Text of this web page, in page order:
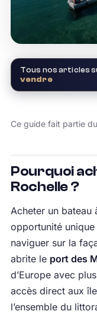
Tous nos articles
vendre
Ce guide fait partie
Pourquoi
Rochelle ?
Acheter un bateau
opportunité
naviguer sur la
abrite le port des
d’Europe avec
accès direct aux
l’ensemble du